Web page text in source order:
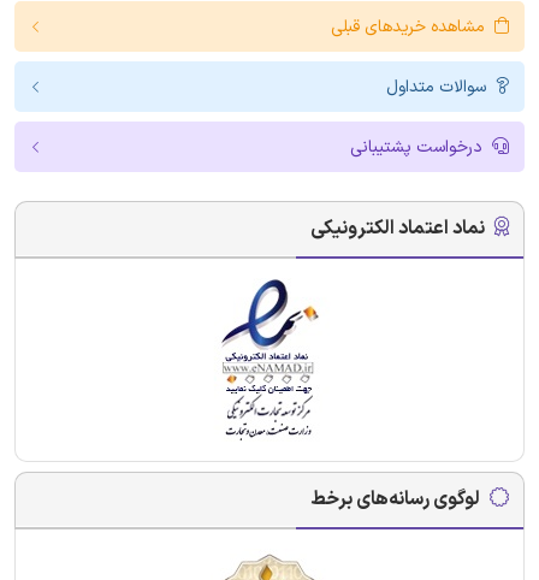
مشاهده خریدهای قبلی
سوالات متداول
درخواست پشتیبانی
نماد اعتماد الکترونیکی
لوگوی رسانه‌های برخط